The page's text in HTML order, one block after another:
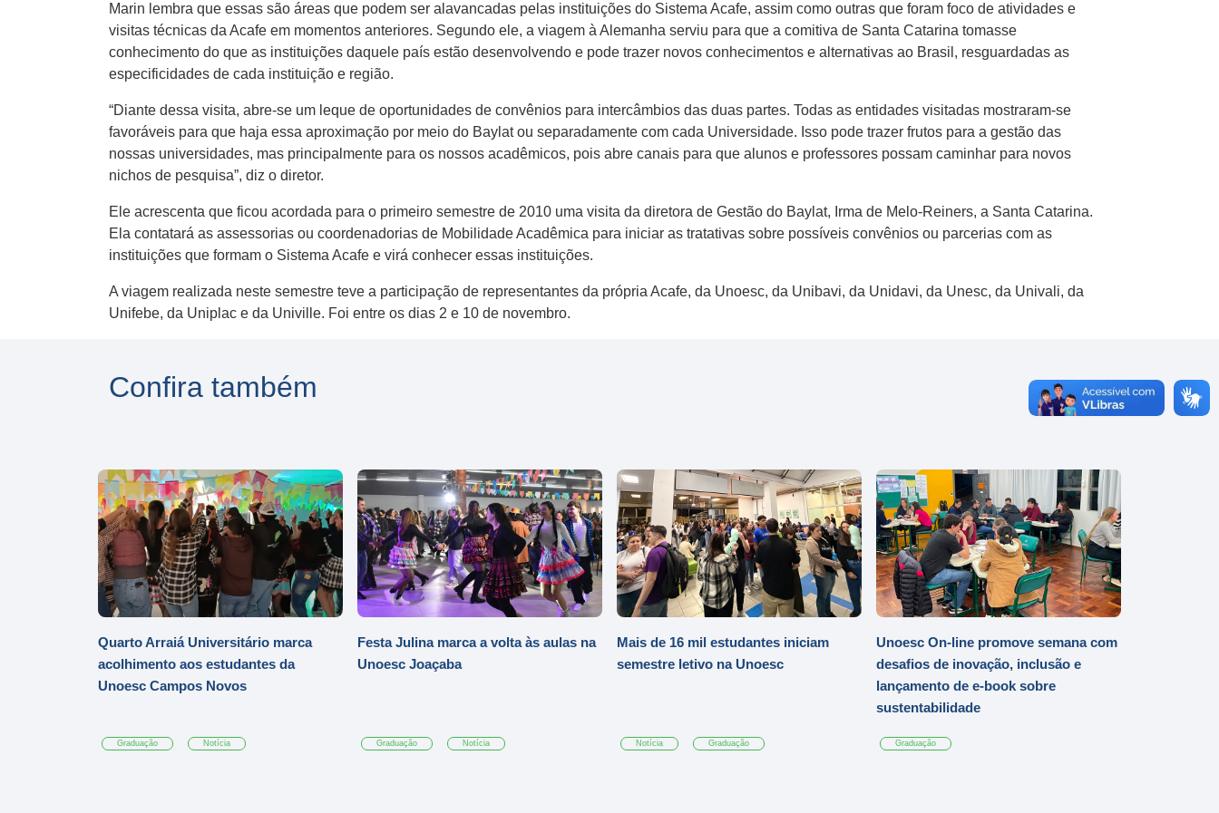
Marin lembra que essas são áreas que podem ser alavancadas pelas instituições do Sistema Acafe, assim como outras que foram foco de atividades e
visitas técnicas da Acafe em momentos anteriores. Segundo ele, a viagem à Alemanha serviu para que a comitiva de Santa Catarina tomasse
conhecimento do que as instituições daquele país estão desenvolvendo e pode trazer novos conhecimentos e alternativas ao Brasil, resguardadas as
especificidades de cada instituição e região.
“Diante dessa visita, abre-se um leque de oportunidades de convênios para intercâmbios das duas partes. Todas as entidades visitadas mostraram-se
favoráveis para que haja essa aproximação por meio do Baylat ou separadamente com cada Universidade. Isso pode trazer frutos para a gestão das
nossas universidades, mas principalmente para os nossos acadêmicos, pois abre canais para que alunos e professores possam caminhar para novos
nichos de pesquisa”, diz o diretor.
Ele acrescenta que ficou acordada para o primeiro semestre de 2010 uma visita da diretora de Gestão do Baylat, Irma de Melo-Reiners, a Santa Catarina.
Ela contatará as assessorias ou coordenadorias de Mobilidade Acadêmica para iniciar as tratativas sobre possíveis convênios ou parcerias com as
instituições que formam o Sistema Acafe e virá conhecer essas instituições.
A viagem realizada neste semestre teve a participação de representantes da própria Acafe, da Unoesc, da Unibavi, da Unidavi, da Unesc, da Univali, da
Unifebe, da Uniplac e da Univille. Foi entre os dias 2 e 10 de novembro.
Confira também
Quarto Arraiá Universitário marca
acolhimento aos estudantes da
Unoesc Campos Novos
Graduação Notícia
Festa Julina marca a volta às aulas na
Unoesc Joaçaba
Graduação Notícia
Mais de 16 mil estudantes iniciam
semestre letivo na Unoesc
Notícia Graduação
Unoesc On-line promove semana com
desafios de inovação, inclusão e
lançamento de e-book sobre
sustentabilidade
Graduação